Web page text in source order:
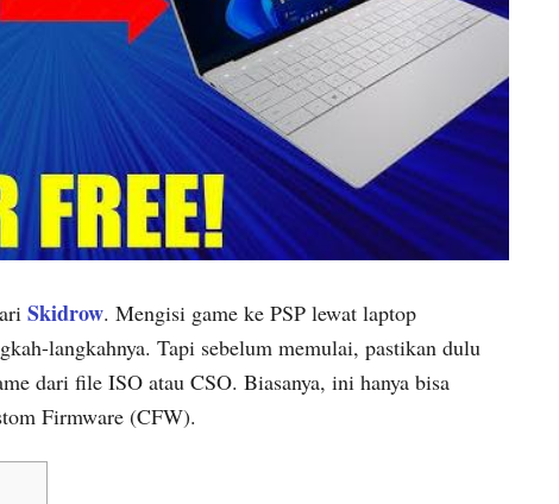
Skidrow. Mengisi game ke PSP lewat laptop
langkahnya. Tapi sebelum memulai, pastikan dulu
dari file ISO atau CSO. Biasanya, ini hanya bisa
Firmware (CFW).